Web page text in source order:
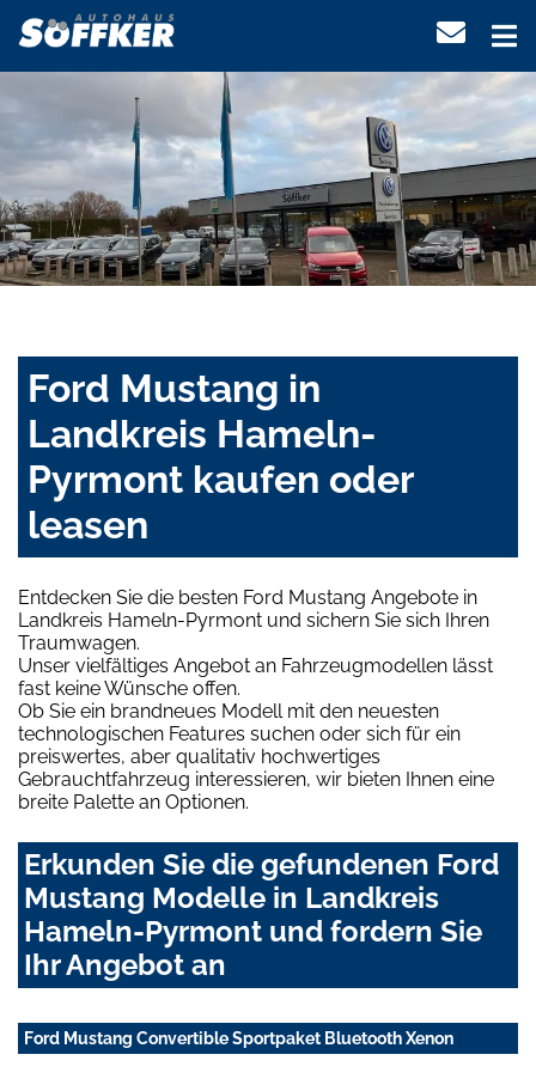
Ford Mustang in
Landkreis Hameln-
Pyrmont kaufen oder
leasen
Entdecken Sie die besten Ford Mustang Angebote in
Landkreis Hameln-Pyrmont und sichern Sie sich Ihren
Traumwagen.
Unser vielfältiges Angebot an Fahrzeugmodellen lässt
fast keine Wünsche offen.
Ob Sie ein brandneues Modell mit den neuesten
technologischen Features suchen oder sich für ein
preiswertes, aber qualitativ hochwertiges
Gebrauchtfahrzeug interessieren, wir bieten Ihnen eine
breite Palette an Optionen.
Erkunden Sie die gefundenen Ford
Mustang Modelle in Landkreis
Hameln-Pyrmont und fordern Sie
Ihr Angebot an
Ford Mustang Convertible Sportpaket Bluetooth Xenon